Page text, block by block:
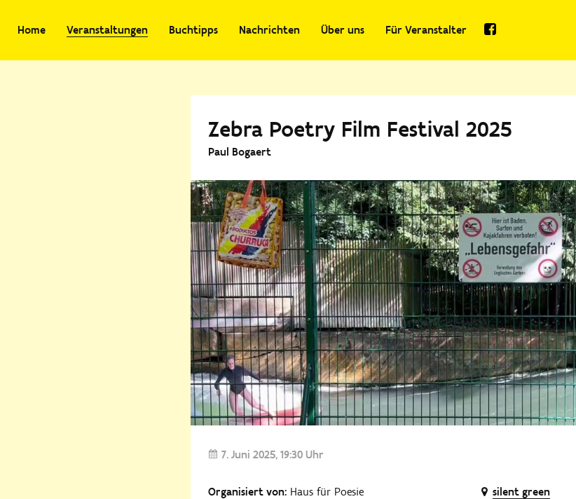
Home Veranstaltungen Buchtipps Nachrichten Über uns Für Veranstalter
Zebra Poetry Film Festival 2025
Paul Bogaert
7. Juni 2025 19:30 Uhr
Organisiert von: Haus für Poesie
silent green